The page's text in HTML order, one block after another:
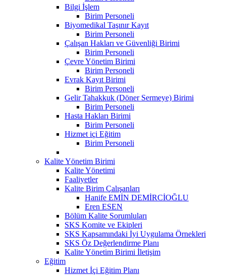
Bilgi İşlem
Birim Personeli
Biyomedikal Taşınır Kayıt
Birim Personeli
Çalışan Hakları ve Güvenliği Birimi
Birim Personeli
Çevre Yönetim Birimi
Birim Personeli
Evrak Kayıt Birimi
Birim Personeli
Gelir Tahakkuk (Döner Sermeye) Birimi
Birim Personeli
Hasta Hakları Birimi
Birim Personeli
Hizmet içi Eğitim
Birim Personeli
Kalite Yönetim Birimi
Kalite Yönetimi
Faaliyetler
Kalite Birim Çalışanları
Hanife EMİN DEMİRCİOĞLU
Eren ESEN
Bölüm Kalite Sorumluları
SKS Komite ve Ekipleri
SKS Kapsamındaki İyi Uygulama Örnekleri
SKS Öz Değerlendirme Planı
Kalite Yönetim Birimi İletişim
Eğitim
Hizmet İçi Eğitim Planı